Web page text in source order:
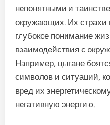
непонятными и
окружающих. Их страхи
глубокое понимание
взаимодействия с
Например, цыгане
символов и ситуаций,
вред их
негативную энергию.